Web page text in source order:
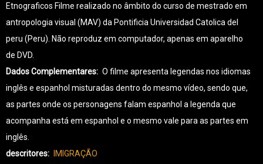
Etnograficos Filme realizado no âmbito do curso de mestrado em
antropologia visual (MAV) da Pontificia Universidad Catolica del
peru (Peru). Não reproduz em computador, apenas em aparelho
de DVD.
Dados Complementares
O filme apresenta legendas nos idiomas
inglês e espanhol misturadas dentro do mesmo vídeo, sendo que,
as partes onde os personagens falam espanhol a legenda que
acompanha está em espanhol e o mesmo vale para as partes em
inglês.
descritores
IMIGRAÇÃO